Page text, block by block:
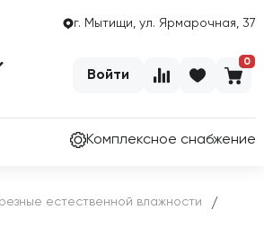
г. Мытищи, ул. Ярмарочная, 37
Войти
0
Комплексное снабжение
естественной влажности /